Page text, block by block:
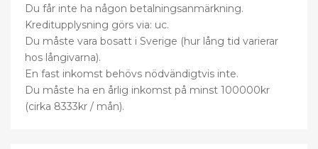
Du får inte ha någon betalningsanmärkning.
Kreditupplysning görs via: uc.
Du måste vara bosatt i Sverige (hur lång tid varierar
hos långivarna).
En fast inkomst behövs nödvändigtvis inte.
Du måste ha en årlig inkomst på minst 100000kr
(cirka 8333kr / mån).